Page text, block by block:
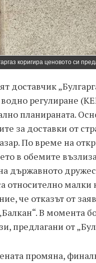
коригира ценовото си
доставчик
регулиране
планираната.
за доставки от
По време на
в обемите
държавното
относително
че отказът от
В момента
предлагани от
промяна,